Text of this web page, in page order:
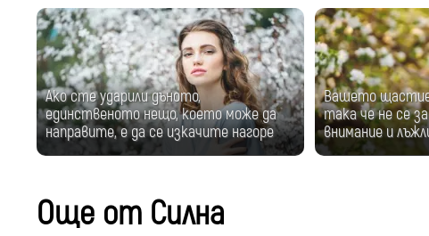
Ако сте ударили дъното,
единственото нещо, което може да
направите, е да се изкачите нагоре
Вашето
така че не се
внимание и
Още от Силна